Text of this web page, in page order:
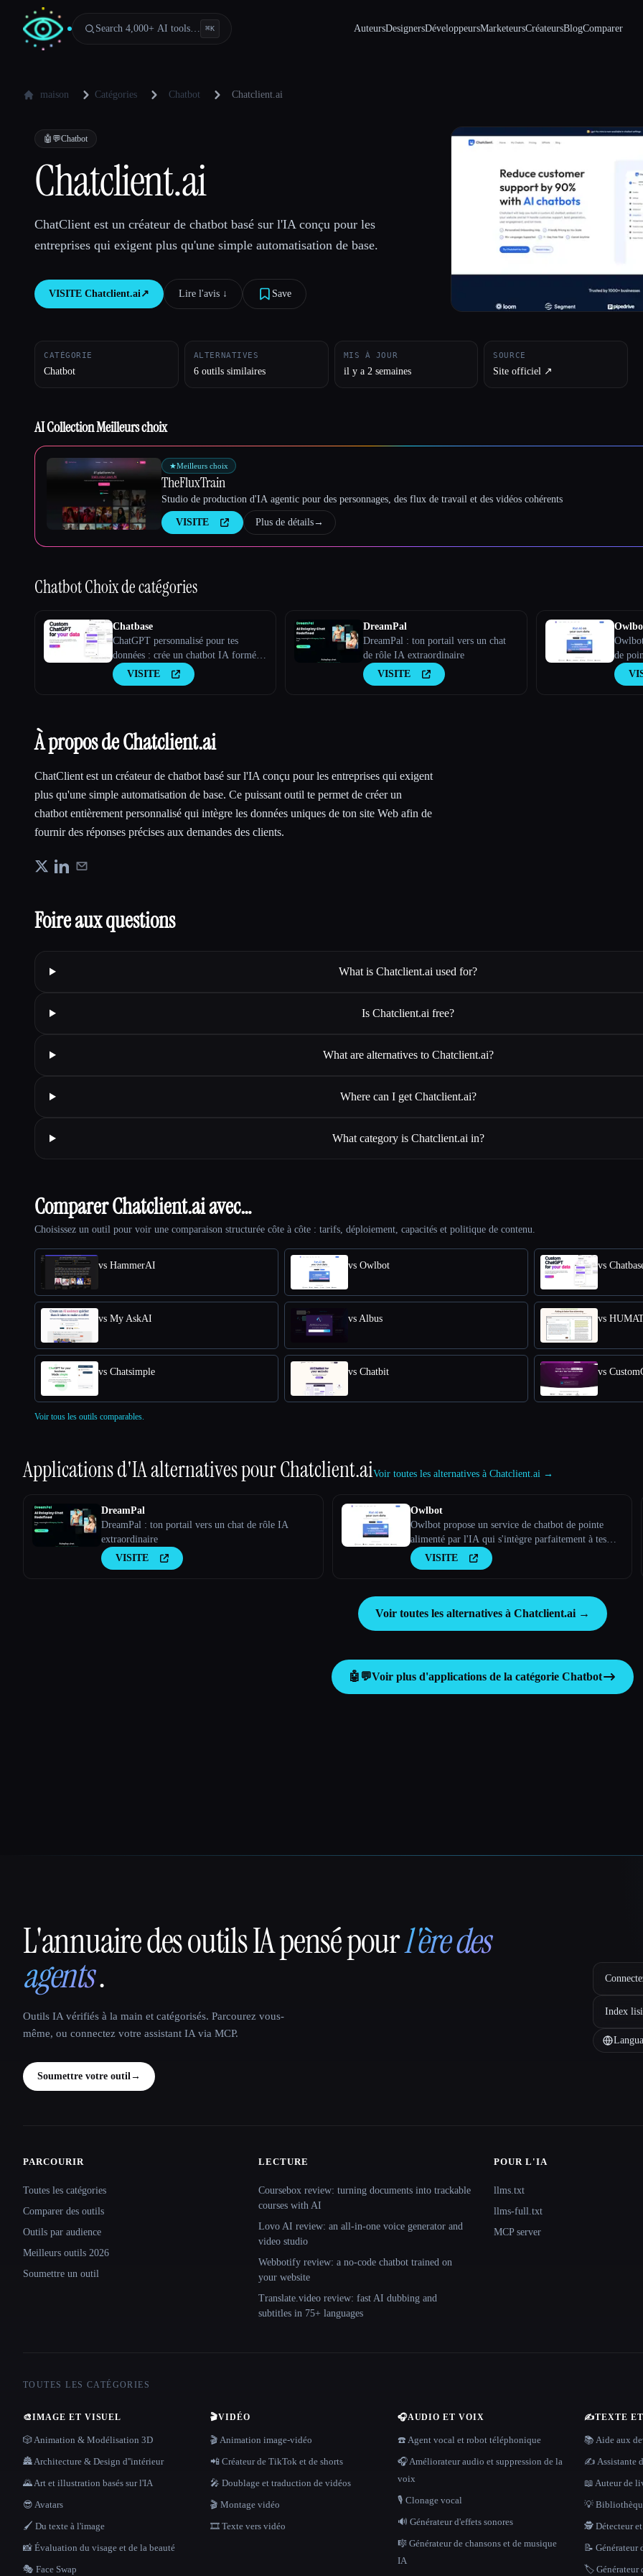
Search 4,000+ AI tools… ⌘K AuteursDesignersDéveloppeursMarketeursCréateursBlogComparer
maison Catégories Chatbot Chatclient.ai
🤖💬Chatbot
Chatclient.ai
ChatClient est un créateur de chatbot basé sur l'IA conçu pour les
entreprises qui exigent plus qu'une simple automatisation de base.
VISITE Chatclient.ai ↗︎ Lire l'avis ↓︎ Save
CATÉGORIE
Chatbot
ALTERNATIVES
6 outils similaires
MIS À JOUR
il y a 2 semaines
SOURCE
Site officiel ↗︎
AI Collection Meilleurs choix
★Meilleurs choix
TheFluxTrain
Studio de production d'IA agentic pour des personnages, des flux de travail et des vidéos cohérents
VISITE Plus de détails→
ChatbotChoix de catégories
Chatbase
ChatGPT personnalisé pour tes
données : crée un chatbot IA formé à
partir de tes données
VISITE
DreamPal
DreamPal : ton portail vers un chat
de rôle IA extraordinaire
VISITE
de
pour
À propos de Chatclient.ai
ChatClient est un créateur de chatbot basé sur l'IA conçu pour les entreprises qui exigent
plus qu'une simple automatisation de base. Ce puissant outil te permet de créer un
chatbot entièrement personnalisé qui intègre les données uniques de ton site Web afin de
fournir des réponses précises aux demandes des clients.
Foire aux questions
What is Chatclient.ai used for?
Is Chatclient.ai free?
What are alternatives to Chatclient.ai?
Where can I get Chatclient.ai?
What category is Chatclient.ai in?
Comparer Chatclient.ai avec…
Choisissez un outil pour voir une comparaison structurée côte à côte : tarifs, déploiement, capacités et politique de contenu.
vs HammerAI vs Owlbot vs
vs My AskAI vs Albus vs
vs Chatsimple vs Chatbit vs
Voir tous les outils comparables.
Applications d'IA alternatives pourChatclient.aiVoir toutes les alternatives à Chatclient.ai →
DreamPal
DreamPal : ton portail vers un chat de rôle IA
extraordinaire
VISITE
Owlbot
Owlbot propose un service de chatbot de pointe
alimenté par l'IA qui s'intègre parfaitement à tes
données pour fournir des réponses instantanées à
toi, à tes clients ou à ton équipe.
VISITE
Voir toutes les alternatives à Chatclient.ai →
🤖💬Voir plus d'applications de la catégorie Chatbot
That AI Collection
L'annuaire des outils IA pensé pourl'ère des
agents.
Outils IA vérifiés à la main et catégorisés. Parcourez vous-
même, ou connectez votre assistant IA via MCP.
Soumettre votre outil →
Index
Site navigation
PARCOURIR
Toutes les catégories
Comparer des outils
Outils par audience
Meilleurs outils 2026
Soumettre un outil
LECTURE
Coursebox review: turning documents into trackable
courses with AI
Lovo AI review: an all-in-one voice generator and
video studio
Webbotify review: a no-code chatbot trained on
your website
Translate.video review: fast AI dubbing and
subtitles in 75+ languages
POUR L'IA
llms.txt
llms-full.txt
MCP server
TOUTES LES CATÉGORIES
🎨IMAGE ET VISUEL
🎲 Animation & Modélisation 3D
🏯 Architecture & Design d''intérieur
🌄 Art et illustration basés sur l'IA
😎 Avatars
🖌️ Du texte à l'image
📸 Évaluation du visage et de la beauté
🎭 Face Swap
🎬VIDÉO
🎬 Animation image-vidéo
📲 Créateur de TikTok et de shorts
🎤 Doublage et traduction de vidéos
🎬 Montage vidéo
🎞️ Texte vers vidéo
🎧AUDIO ET VOIX
☎️ Agent vocal et robot téléphonique
🎧 Améliorateur audio et suppression de la
voix
🎙️ Clonage vocal
🔊 Générateur d'effets sonores
🎼 Générateur de chansons et de musique
IA
✍️TEXTE
📚 Aide aux
✍️ Assistante
📖 Auteur de
💡
🕵️ Détecteur
📝 Générateur
🏷️ Générateur